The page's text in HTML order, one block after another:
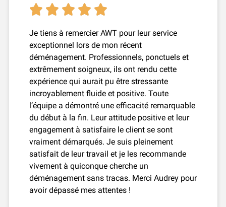
    
Je tiens à remercier AWT pour leur service
exceptionnel lors de mon récent
déménagement. Professionnels, ponctuels et
extrêmement soigneux, ils ont rendu cette
expérience qui aurait pu être stressante
incroyablement fluide et positive. Toute
l’équipe a démontré une efficacité remarquable
du début à la fin. Leur attitude positive et leur
engagement à satisfaire le client se sont
vraiment démarqués. Je suis pleinement
satisfait de leur travail et je les recommande
vivement à quiconque cherche un
déménagement sans tracas. Merci Audrey pour
avoir dépassé mes attentes !